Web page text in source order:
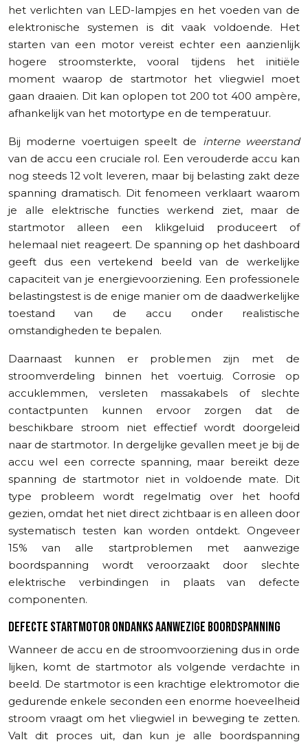
het verlichten van LED-lampjes en het voeden van de
elektronische systemen is dit vaak voldoende. Het
starten van een motor vereist echter een aanzienlijk
hogere stroomsterkte, vooral tijdens het initiële
moment waarop de startmotor het vliegwiel moet
gaan draaien. Dit kan oplopen tot 200 tot 400 ampère,
afhankelijk van het motortype en de temperatuur.
Bij moderne voertuigen speelt de interne weerstand
van de accu een cruciale rol. Een verouderde accu kan
nog steeds 12 volt leveren, maar bij belasting zakt deze
spanning dramatisch. Dit fenomeen verklaart waarom
je alle elektrische functies werkend ziet, maar de
startmotor alleen een klikgeluid produceert of
helemaal niet reageert. De spanning op het dashboard
geeft dus een vertekend beeld van de werkelijke
capaciteit van je energievoorziening. Een professionele
belastingstest is de enige manier om de daadwerkelijke
toestand van de accu onder realistische
omstandigheden te bepalen.
Daarnaast kunnen er problemen zijn met de
stroomverdeling binnen het voertuig. Corrosie op
accuklemmen, versleten massakabels of slechte
contactpunten kunnen ervoor zorgen dat de
beschikbare stroom niet effectief wordt doorgeleid
naar de startmotor. In dergelijke gevallen meet je bij de
accu wel een correcte spanning, maar bereikt deze
spanning de startmotor niet in voldoende mate. Dit
type probleem wordt regelmatig over het hoofd
gezien, omdat het niet direct zichtbaar is en alleen door
systematisch testen kan worden ontdekt. Ongeveer
15% van alle startproblemen met aanwezige
boordspanning wordt veroorzaakt door slechte
elektrische verbindingen in plaats van defecte
componenten.
DEFECTE STARTMOTOR ONDANKS AANWEZIGE BOORDSPANNING
Wanneer de accu en de stroomvoorziening dus in orde
lijken, komt de startmotor als volgende verdachte in
beeld. De startmotor is een krachtige elektromotor die
gedurende enkele seconden een enorme hoeveelheid
stroom vraagt om het vliegwiel in beweging te zetten.
Valt dit proces uit, dan kun je alle boordspanning